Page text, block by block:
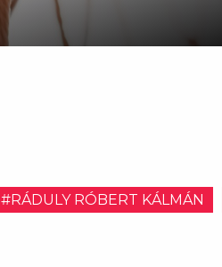
#RÁDULY RÓBERT KÁLMÁN